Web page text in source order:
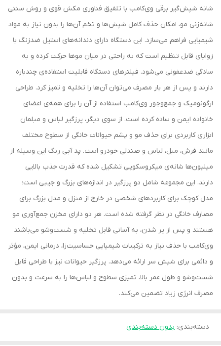
شانه شپش‌گیر برقی وی‌کامب با تلفیق فناوری مکش قوی و روش سنتی
شانه‌زنی مو، امکان حذف کامل شپش‌ها و تخم آن‌ها را بدون نیاز به مواد
شیمیایی فراهم می‌سازد. این دستگاه دارای دندانه‌های استیل ضدزنگ با
زوایای قابل تنظیم است که به راحتی در میان موها حرکت کرده و به
سادگی ضدعفونی می‌شود. فیلترهای دستگاه قابلیت استفاده‌ی چندباره
دارند و پس از هر بار مصرف می‌توان آن‌ها را تخلیه و تمیز کرد. طراحی
ارگونومیک و جمع‌وجور وی‌کامب استفاده از آن را برای همه‌ی اعضای
خانواده ایمن و ساده کرده است. از سوی دیگر، پرزگیر لباس و مبلمان
ابزاری کاربردی برای حذف مو و پشم حیوانات خانگی از سطوح مختلف
مانند فرش، مبل، لباس و صندلی خودرو است. پد آبی رنگ این وسیله از
میلیون‌ها شانه‌ی میکروسکوپی تشکیل شده که قدرت جذب بالایی
دارند. این مجموعه شامل دو پرزگیر در اندازه‌های بزرگ و جیبی است؛
مدل کوچک برای کاربردهای شخصی در خارج از منزل و مدل بزرگ برای
مصارف خانگی در نظر گرفته شده است. هر دو دارای مخزن جمع‌آوری مو
هستند و پس از پر شدن، به آسانی قابل تخلیه و شست‌وشو می‌باشند
وی‌کامب با حذف نیاز به ترکیبات شیمیایی حساسیت‌زا، درمانی ایمن، مؤثر
و دائمی برای شپش سر ارائه می‌دهد. پرزگیر حیوانات نیز با طراحی قابل
شست‌وشو و طول عمر بالا، تمیزی سطوح و لباس‌ها را به سرعت و بدون
مصرف انرژی زیاد تضمین می‌کند.
دسته‌بندی: بدون دسته‌بندی